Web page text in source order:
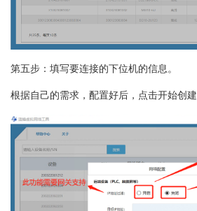
第五步：填写要连接的下位机的信息。
根据自己的需求，配置好后，点击开始创建